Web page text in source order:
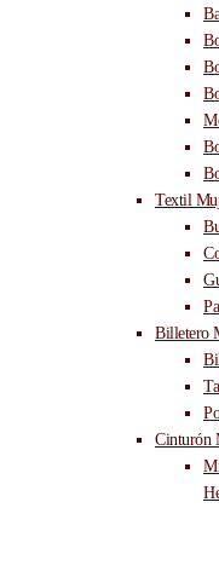
Textil
Billetero
Cinturón